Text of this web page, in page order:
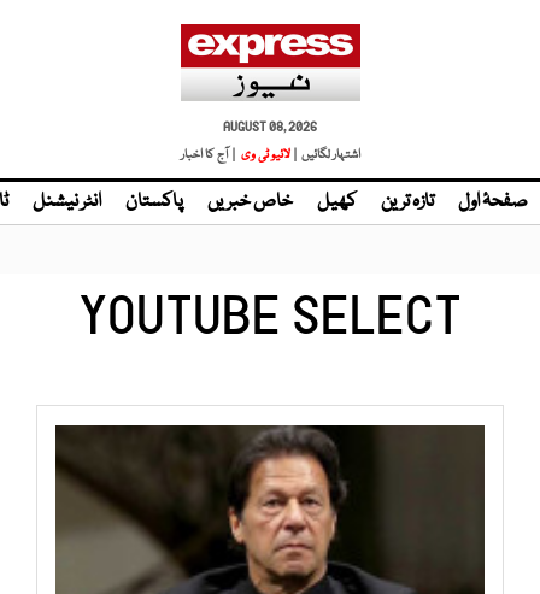
AUGUST 08, 2026
اشتہار لگائیں |
| آج کا اخبار
صفحۂ اول تازہ ترین کھیل خاص خبریں پاکستان انٹر نیشنل
YOUTUBE SELECT